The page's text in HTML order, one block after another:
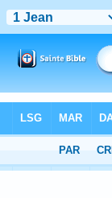
Chapitre 5> Verset 20